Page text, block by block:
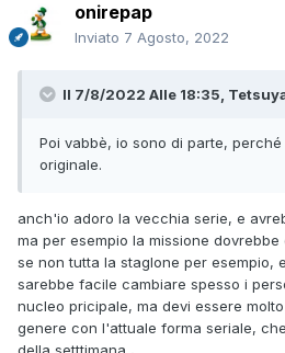
onirepap
Inviato 7 Agosto, 2022
Il 7/8/2022 Alle 18:35,
Poi vabbè, io sono di parte,
originale.
anch'io adoro la vecchia serie, e
ma per esempio la missione
se non tutta la staglone per esempio,
sarebbe facile cambiare spesso i
nucleo pricipale, ma devi essere
genere con l'attuale forma seriale,